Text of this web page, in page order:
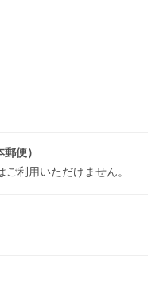
便）
利用いただけません。